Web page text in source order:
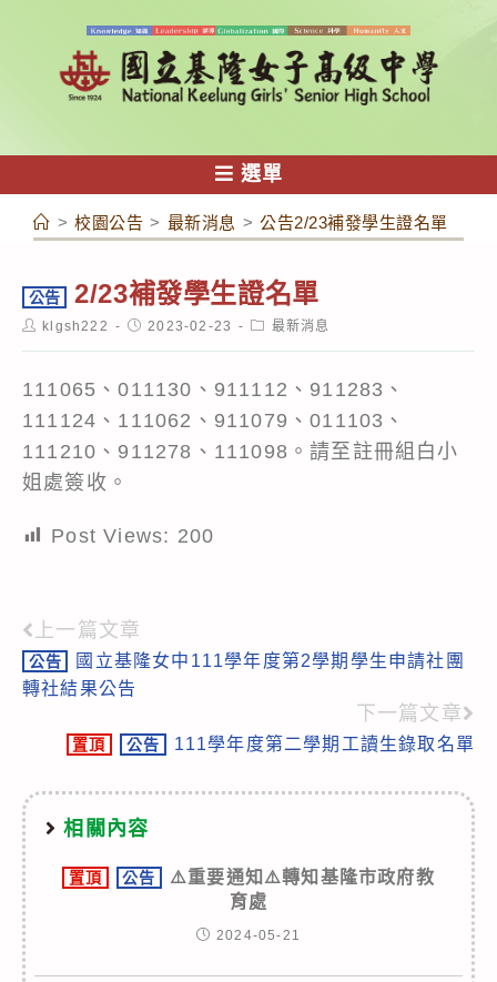
容
選單
> 校園公告 > 最新消息 > 公告2/23補發學生證名單
公告 2/23補發學生證名單
Postklgsh222
Post2023-02-23
Post最新消息
111065、011130、911112、911283、
111124、111062、911079、011103、
111210、911278、111098。請至註冊組白小
姐處簽收。
Post Views: 200
Read
more
上一篇文章
公告
國立基隆女中111學年度第2學期學生申請社團
轉社結果公告
下一篇文章
置頂 公告 111學年度第二學期工讀生錄取名單
相關內容
置頂 公告
⚠️重要通知⚠️轉知基隆市政府教
育處
2024-05-21